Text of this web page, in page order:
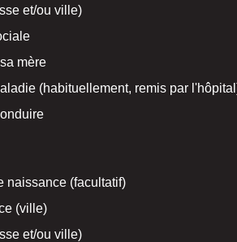
et/ou ville)
mère
(habituellement, remis par
naissance (facultatif)
(ville)
et/ou ville)